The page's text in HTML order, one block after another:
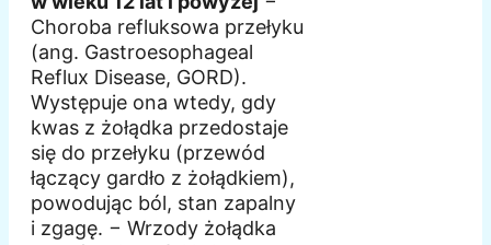
Choroba refluksowa przełyku
(ang. Gastroesophageal
Reflux Disease, GORD).
Występuje ona wtedy, gdy
kwas z żołądka przedostaje
się do przełyku (przewód
łączący gardło z żołądkiem),
powodując ból, stan zapalny
i zgagę. − Wrzody żołądka